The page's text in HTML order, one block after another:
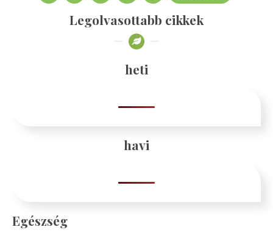
Legolvasottabb cikkek
heti
havi
Egészség